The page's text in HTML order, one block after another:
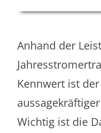
Anhand der
Kennwert ist
Wichtig ist die